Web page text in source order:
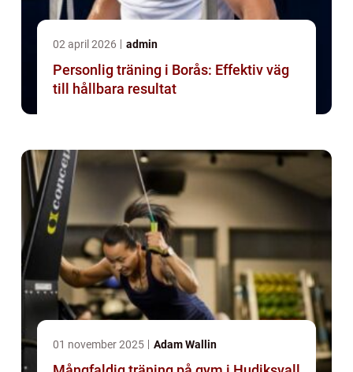
02 april 2026 admin
Personlig träning i Borås: Effektiv väg
till hållbara resultat
01 november 2025 Adam Wallin